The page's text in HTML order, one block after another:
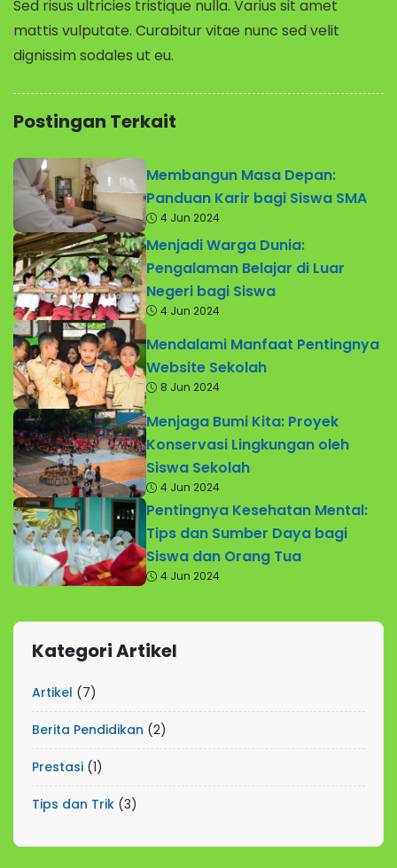
Sed risus ultricies tristique nulla. Varius sit amet
mattis vulputate. Curabitur vitae nunc sed velit
dignissim sodales ut eu.
Postingan Terkait
Membangun Masa Depan:
Panduan Karir bagi Siswa SMA
4 Jun 2024
Menjadi Warga Dunia:
Pengalaman Belajar di Luar
Negeri bagi Siswa
4 Jun 2024
Mendalami Manfaat Pentingnya
Website Sekolah
8 Jun 2024
Menjaga Bumi Kita: Proyek
Konservasi Lingkungan oleh
Siswa Sekolah
4 Jun 2024
Pentingnya Kesehatan Mental:
Tips dan Sumber Daya bagi
Siswa dan Orang Tua
4 Jun 2024
Kategori Artikel
Artikel (7)
Berita Pendidikan (2)
Prestasi (1)
Tips dan Trik (3)